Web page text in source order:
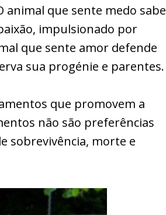
animal que sente medo sabe
impulsionado por
que sente amor defende
sua progénie e parentes.
que promovem a
não são preferências
sobrevivência, morte e